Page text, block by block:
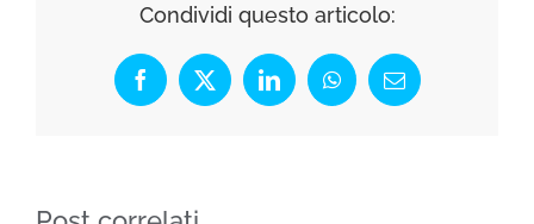
Condividi questo articolo:
Facebook
X LinkedInWhatsApp
Email